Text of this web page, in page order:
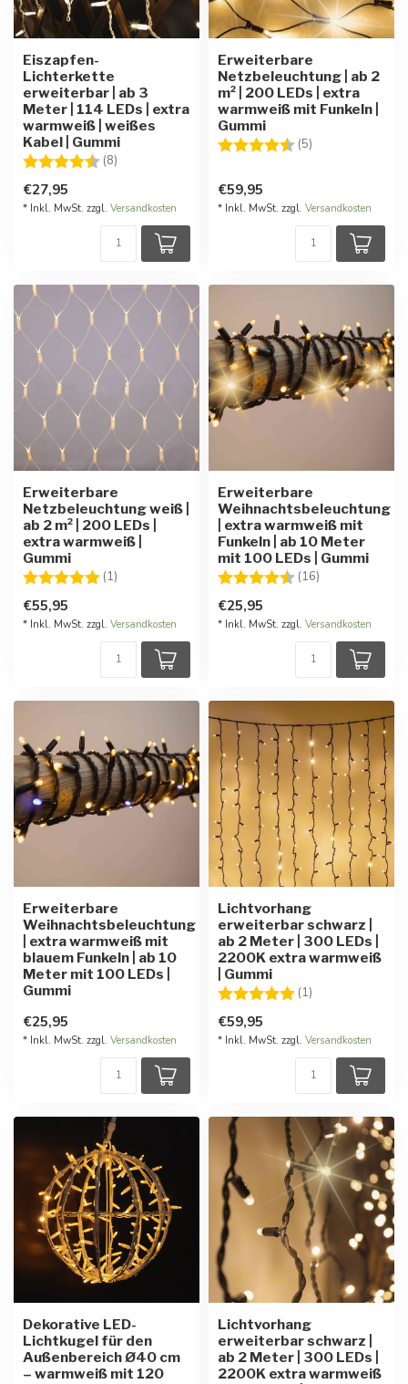
Eiszapfen-
Lichterkette
erweiterbar | ab 3
Meter | 114 LEDs | extra
warmweiß | weißes
Kabel | Gummi
Bewertung:
(8)
€27,95
* Inkl. MwSt. zzgl. Versandkosten
Erweiterbare
Netzbeleuchtung | ab 2
m² | 200 LEDs | extra
warmweiß mit Funkeln |
Gummi
Bewertung:
(5)
€59,95
* Inkl. MwSt. zzgl. Versandkosten
Erweiterbare
Netzbeleuchtung weiß |
ab 2 m² | 200 LEDs |
extra warmweiß |
Gummi
Bewertung:
(1) 5.0 von 5 Sternen
€55,95
* Inkl. MwSt. zzgl. Versandkosten
Erweiterbare
Weihnachtsbeleuchtung
| extra warmweiß mit
Funkeln | ab 10 Meter
mit 100 LEDs | Gummi
Bewertung:
(16)
€25,95
* Inkl. MwSt. zzgl. Versandkosten
Erweiterbare
Weihnachtsbeleuchtung
| extra warmweiß mit
blauem Funkeln | ab 10
Meter mit 100 LEDs |
Gummi
€25,95
* Inkl. MwSt. zzgl. Versandkosten
Lichtvorhang
erweiterbar schwarz |
ab 2 Meter | 300 LEDs |
2200K extra warmweiß
| Gummi
Bewertung:
(1)
€59,95
* Inkl. MwSt. zzgl. Versandkosten
Dekorative LED-
Lichtkugel für den
Außenbereich Ø40 cm
– warmweiß mit 120
Lichtvorhang
erweiterbar schwarz |
ab 2 Meter | 300 LEDs |
2200K extra warmweiß